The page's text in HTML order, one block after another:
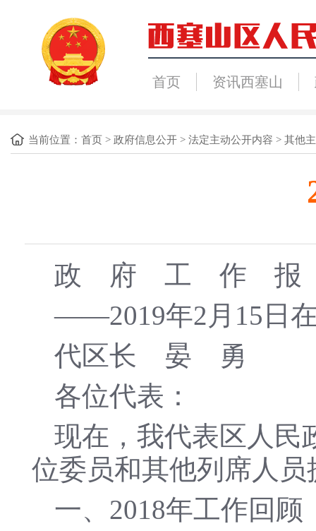
首页 资讯西塞山
当前位置： 首页 > 政府信息公开 > 法定主动公开内容 > 其他
政 府 工 作 报
――2019年2月15日
代区长 晏 勇
各位代表：
现在，我代表区人民
位委员和其他列席人员
一、2018年工作回顾